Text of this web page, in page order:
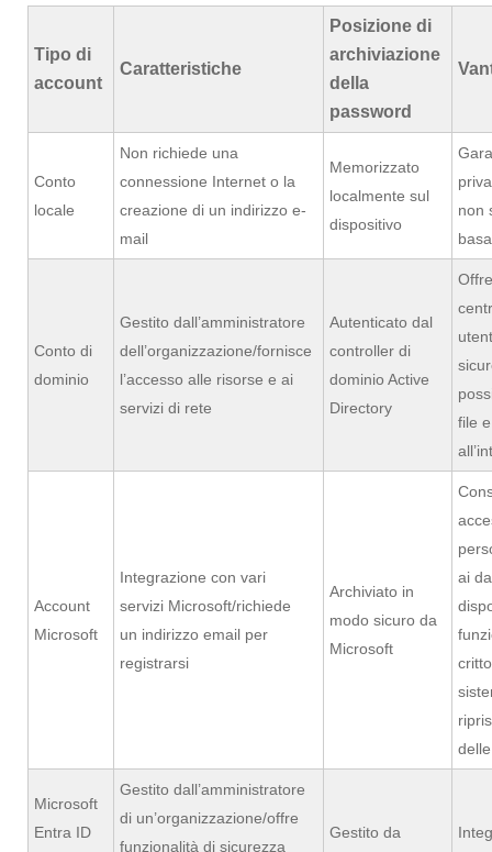
Tipo di
account
Caratteristiche
Posizione di
archiviazione
della
password
Conto
locale
Non richiede una
connessione Internet o la
creazione di un indirizzo e-
mail
Memorizzato
localmente sul
dispositivo
non
Conto di
dominio
Gestito dall’amministratore
dell’organizzazione/fornisce
l’accesso alle risorse e ai
servizi di rete
Autenticato dal
controller di
dominio Active
Directory
file
Account
Microsoft
Integrazione con vari
servizi Microsoft/richiede
un indirizzo email per
registrarsi
Archiviato in
modo sicuro da
Microsoft
ai
Microsoft
Entra ID
Gestito dall’amministratore
di un’organizzazione/offre
funzionalità di sicurezza
Gestito da